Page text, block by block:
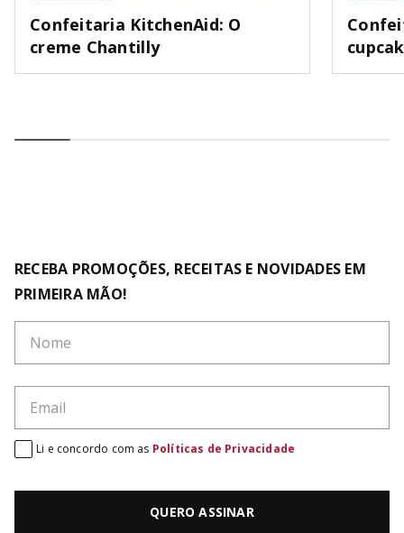
Confeitaria KitchenAid: O
creme Chantilly
RECEBA PROMOÇÕES, RECEITAS E NOVIDADES EM
PRIMEIRA MÃO!
QUERO ASSINAR
Li e concordo com as Políticas de Privacidade